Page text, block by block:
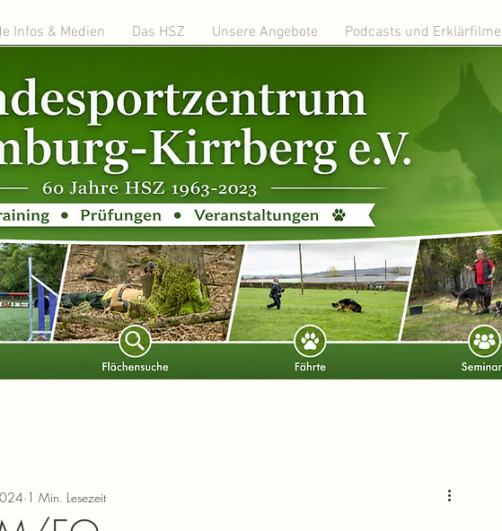
Infos & Medien Das HSZ Unsere Angebote Podcasts und Erklärfilme
1 Min. Lesezeit